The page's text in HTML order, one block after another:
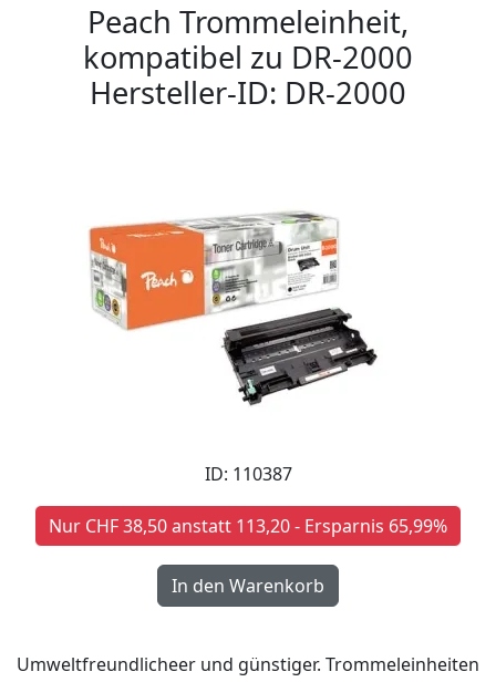
Peach Trommeleinheit,
kompatibel zu DR-2000
Hersteller-ID: DR-2000
ID: 110387
Nur CHF 38,50 anstatt 113,20 - Ersparnis 65,99%
Umweltfreundlicheer und günstiger. Trommeleinheiten